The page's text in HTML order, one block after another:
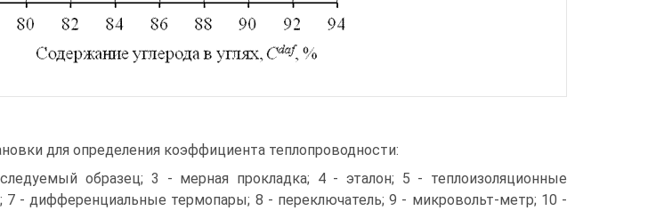
для определения коэффициента теплопроводности:
образец; 3 - мерная прокладка; 4 - эталон; 5 - теплоизоляционные
7 - дифференциальные термопары; 8 - переключатель; 9 - микровольт-метр; 10 -